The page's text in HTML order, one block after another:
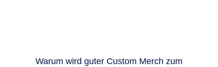
Warum wird guter Custom Merch zum